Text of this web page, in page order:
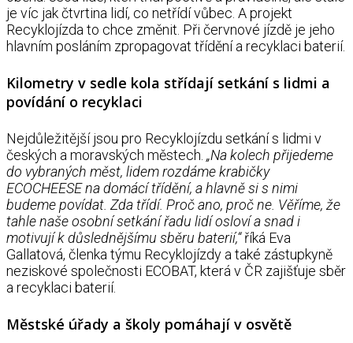
je víc jak čtvrtina lidí, co netřídí vůbec. A projekt
Recyklojízda to chce změnit. Při červnové jízdě je jeho
hlavním posláním zpropagovat třídění a recyklaci baterií.
Kilometry v sedle kola střídají setkání s lidmi a
povídání o recyklaci
Nejdůležitější jsou pro Recyklojízdu setkání s lidmi v
českých a moravských městech. „Na kolech přijedeme
do vybraných měst, lidem rozdáme krabičky
ECOCHEESE na domácí třídění, a hlavně si s nimi
budeme povídat. Zda třídí. Proč ano, proč ne. Věříme, že
tahle naše osobní setkání řadu lidí osloví a snad i
motivují k důslednějšímu sběru baterií,“říká Eva
Gallatová, členka týmu Recyklojízdy a také zástupkyně
neziskové společnosti ECOBAT, která v ČR zajišťuje sběr
a recyklaci baterií.
Městské úřady a školy pomáhají v osvětě